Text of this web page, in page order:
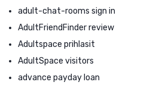
adult-chat-rooms sign in
AdultFriendFinder review
Adultspace prihlasit
AdultSpace visitors
advance payday loan